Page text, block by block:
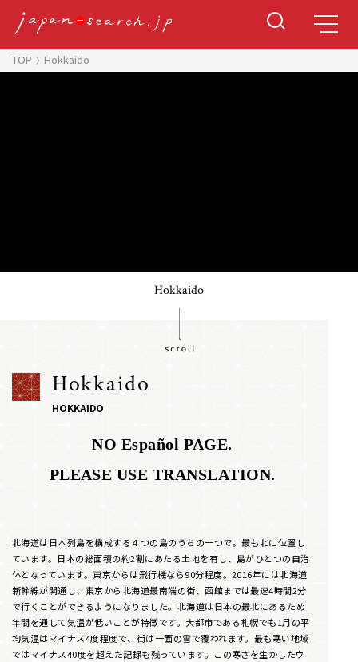
TOP Hokkaido
Hokkaido
Hokkaido
HOKKAIDO
NO Español PAGE.
PLEASE USE TRANSLATION.
北海道は日本列島を構成する４つの島のうちの一つで。最も北に位置し
ています。日本の総面積の約2割にあたる土地を有し、島がひとつの自治
体となっています。東京からは飛行機なら90分程度。2016年には北海道
新幹線が開通し、東京から北海道最南端の街、函館までは最速4時間2分
で行くことができるようになりました。北海道は日本の最北にあるため
年間を通して気温が低いことが特徴です。大都市である札幌でも1月の平
均気温はマイナス4度程度で、街は一面の雪で覆われます。最も寒い地域
ではマイナス40度を超えた記録も残っています。この寒さを生かしたウ